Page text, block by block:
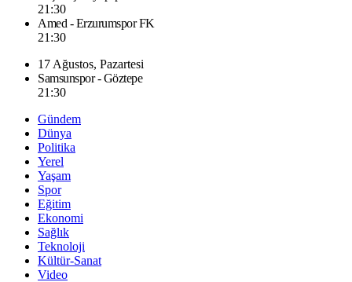
21:30
Amed - Erzurumspor FK
21:30
17 Ağustos, Pazartesi
Samsunspor - Göztepe
21:30
Gündem
Dünya
Politika
Yerel
Yaşam
Spor
Eğitim
Ekonomi
Sağlık
Teknoloji
Kültür-Sanat
Video